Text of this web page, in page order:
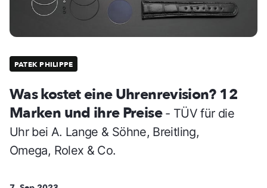
PATEK PHILIPPE
Was kostet eine Uhrenrevision? 12
Marken und ihre Preise - TÜV für die
Uhr bei A. Lange & Söhne, Breitling,
Omega, Rolex & Co.